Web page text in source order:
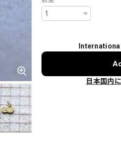
日本国内